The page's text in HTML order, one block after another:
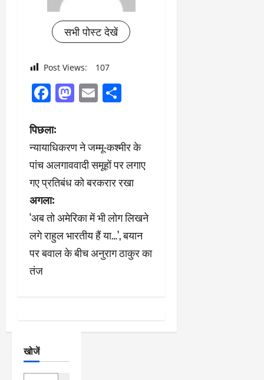
सभी पोस्ट देखें
Post Views: 107
Facebook
Mastodon
Email
पो
स्ट
ने
वि
गे
श
न
पिछला:
न्यायाधिकरण ने जम्मू-कश्मीर के
पांच अलगाववादी समूहों पर लगाए
गए प्रतिबंध को बरकरार रखा
अगला:
‘अब तो अमेरिका में भी लोग लिखने
लगे राहुल भारतीय हैं या…’, बयान
पर बवाल के बीच अनुराग ठाकुर का
तंज
खोजें